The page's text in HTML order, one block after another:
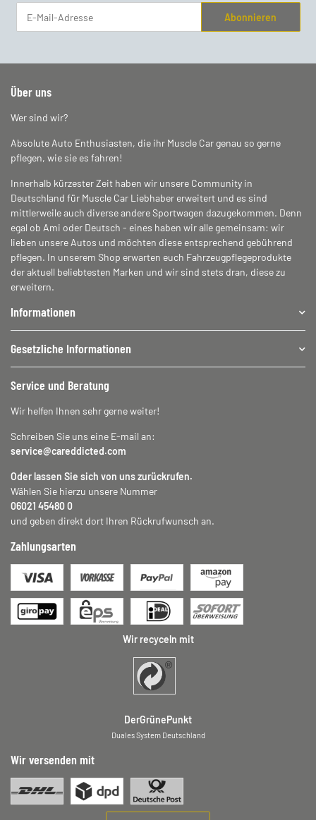
Abonnieren
Über uns
Wer sind wir?
Absolute Auto Enthusiasten, die ihr Muscle Car genau so gerne
pflegen, wie sie es fahren!
Innerhalb kürzester Zeit haben wir unsere Community in
Deutschland für Muscle Car Liebhaber erweitert und es sind
mittlerweile auch diverse andere Sportwagen dazugekommen. Denn
egal ob Ami oder Deutsch - eines haben wir alle gemeinsam: wir
lieben unsere Autos und möchten diese entsprechend gebührend
pflegen. In unserem Shop erwarten euch Fahrzeugpflegeprodukte
der aktuell beliebtesten Marken und wir sind stets dran, diese zu
erweitern.
Informationen
Gesetzliche Informationen
Service und Beratung
Wir helfen Ihnen sehr gerne weiter!
Schreiben Sie uns eine E-mail an:
service@careddicted.com
Oder lassen Sie sich von uns zurückrufen.
Wählen Sie hierzu unsere Nummer
06021 45480 0
und geben direkt dort Ihren Rückrufwunsch an.
Zahlungsarten
Wir recyceln mit
DerGrünePunkt
Duales System Deutschland
Wir versenden mit